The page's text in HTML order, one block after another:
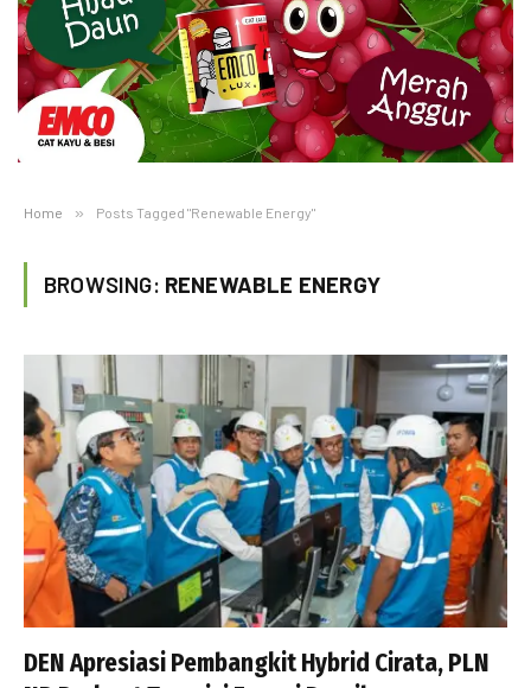
Home » Posts Tagged "Renewable Energy"
BROWSING: RENEWABLE ENERGY
DEN Apresiasi Pembangkit Hybrid Cirata, PLN